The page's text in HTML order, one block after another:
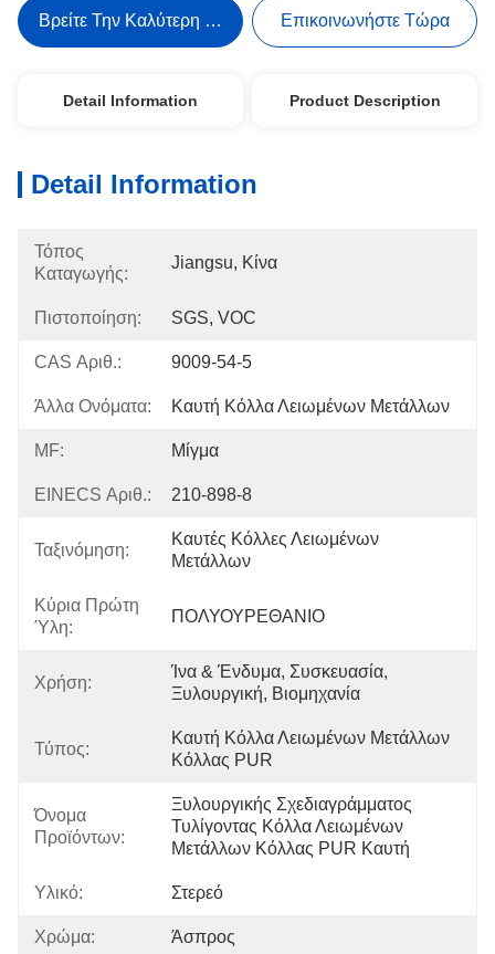
Βρείτε Την Καλύτερη Τιμή Επικοινωνήστε Τώρα
Detail Information Product Description
Detail Information
Τόπος
Καταγωγής:
Jiangsu, Κίνα
Πιστοποίηση: SGS, VOC
CAS Αριθ.: 9009-54-5
Άλλα Ονόματα: Καυτή Κόλλα Λειωμένων Μετάλλων
MF: Μίγμα
EINECS Αριθ.: 210-898-8
Ταξινόμηση:
Καυτές Κόλλες Λειωμένων
Μετάλλων
Κύρια Πρώτη
Ύλη:
ΠΟΛΥΟΥΡΕΘΑΝΙΟ
Χρήση:
Ίνα & Ένδυμα, Συσκευασία,
Ξυλουργική, Βιομηχανία
Τύπος:
Καυτή Κόλλα Λειωμένων Μετάλλων
Κόλλας PUR
Όνομα
Προϊόντων:
Ξυλουργικής Σχεδιαγράμματος
Τυλίγοντας Κόλλα Λειωμένων
Μετάλλων Κόλλας PUR Καυτή
Υλικό: Στερεό
Χρώμα: Άσπρος